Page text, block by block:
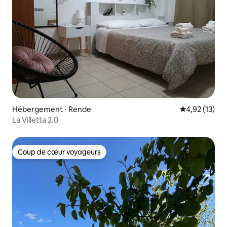
Hébergement ⋅ Rende Évaluation
4,92 (13)
La Villetta 2.0
Coup de cœur voyageurs
Coup de cœur voyageurs